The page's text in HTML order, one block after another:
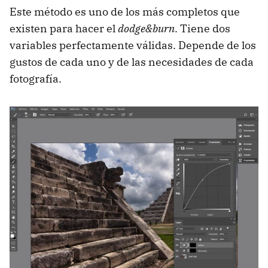
Este método es uno de los más completos que
existen para hacer eldodge&burn. Tiene dos
variables perfectamente válidas. Depende de los
gustos de cada uno y de las necesidades de cada
fotografía.